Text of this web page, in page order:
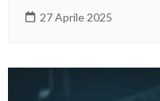
27 Aprile 2025